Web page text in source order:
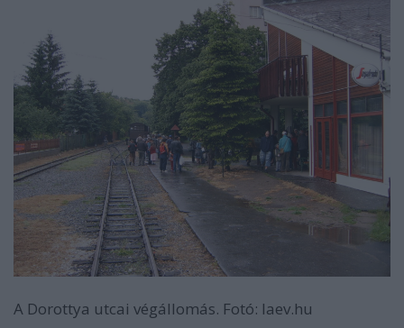
A Dorottya utcai végállomás. Fotó: laev.hu